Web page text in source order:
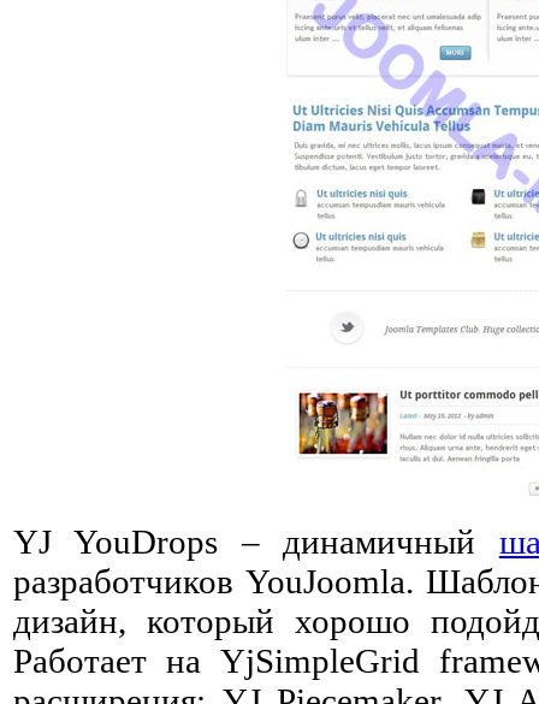
YJ YouDrops – динамичный
разработчиков YouJoomla.
дизайн, который хорошо
Работает на YjSimpleGrid